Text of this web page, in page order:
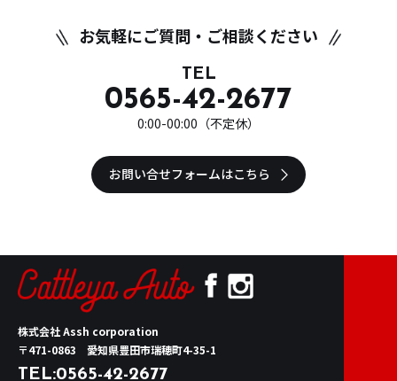
お気軽にご質問・ご相談ください
TEL
0565-42-2677
0:00-00:00（不定休）
お問い合せフォームはこちら
株式会社 Assh corporation
〒471-0863 愛知県豊田市瑞穂町4-35-1
TEL:0565-42-2677